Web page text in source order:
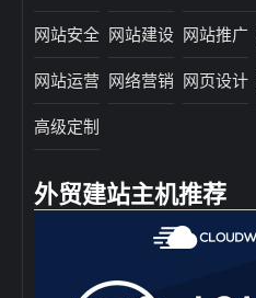
网站安全 网站建设 网站推广
网站运营 网络营销 网页设计
高级定制
外贸建站主机推荐